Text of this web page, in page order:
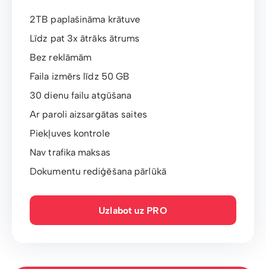
2TB paplašināma krātuve
Līdz pat 3x ātrāks ātrums
Bez reklāmām
Faila izmērs līdz 50 GB
30 dienu failu atgūšana
Ar paroli aizsargātas saites
Piekļuves kontrole
Nav trafika maksas
Dokumentu rediģēšana pārlūkā
Uzlabot uz PRO